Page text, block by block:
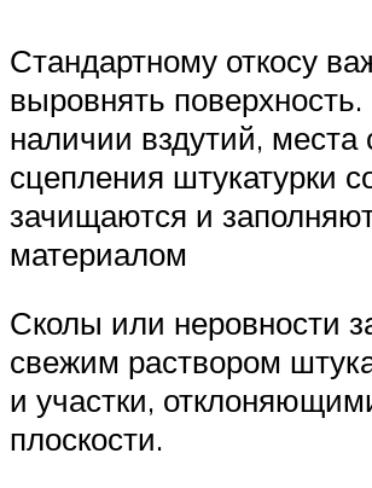
Стандартному откосу
выровнять
наличии вздутий, места
сцепления штукатурки
зачищаются и
материалом
Сколы или неровности
свежим раствором
и участки,
плоскости.